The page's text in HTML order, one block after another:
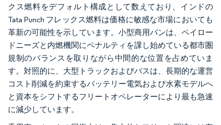
クス燃料をデフォルト構成として数えており、インドの
Tata Punch フレックス燃料は価格に敏感な市場においても
革新の可能性を示しています。小型商用バンは、ペイロー
ドニーズと内燃機関にペナルティを課し始めている都市圏
規制のバランスを取りながら中間的な位置を占めていま
す。対照的に、大型トラックおよびバスは、長期的な運営
コスト削減を約束するバッテリー電気および水素モデルへ
と資本をシフトするフリートオペレーターにより最も急速
に減少しています。